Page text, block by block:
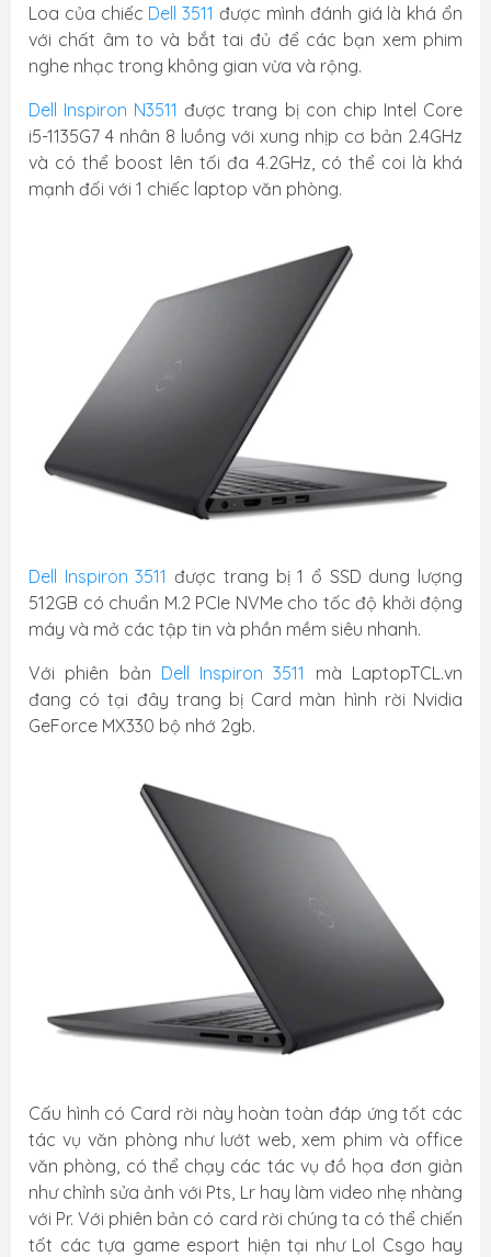
Loa của chiếc Dell 3511được mình đánh giá là khá ổn
với chất âm to và bắt tai đủ để các bạn xem phim
nghe nhạc trong không gian vừa và rộng.
Dell Inspiron N3511 được trang bị con chip Intel Core
i5-1135G7 4 nhân 8 luồng với xung nhịp cơ bản 2.4GHz
và có thể boost lên tối đa 4.2GHz, có thể coi là khá
mạnh đối với 1 chiếc laptop văn phòng.
Dell Inspiron 3511được trang bị 1 ổ SSD dung lượng
512GB có chuẩn M.2 PCIe NVMe cho tốc độ khởi động
máy và mở các tập tin và phần mềm siêu nhanh.
Với phiên bản Dell Inspiron 3511 mà LaptopTCL.vn
đang có tại đây trang bị Card màn hình rời Nvidia
GeForce MX330 bộ nhớ 2gb.
Cấu hình có Card rời này hoàn toàn đáp ứng tốt các
tác vụ văn phòng như lướt web, xem phim và office
văn phòng, có thể chạy các tác vụ đồ họa đơn giản
như chỉnh sửa ảnh với Pts, Lr hay làm video nhẹ nhàng
với Pr. Với phiên bản có card rời chúng ta có thể chiến
tốt các tựa game esport hiện tại như Lol Csgo hay